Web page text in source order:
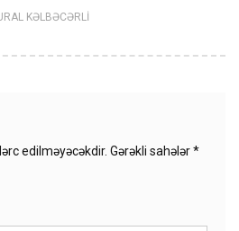
KƏLBƏCƏRLİ
edilməyəcəkdir. Gərəkli sahələr*